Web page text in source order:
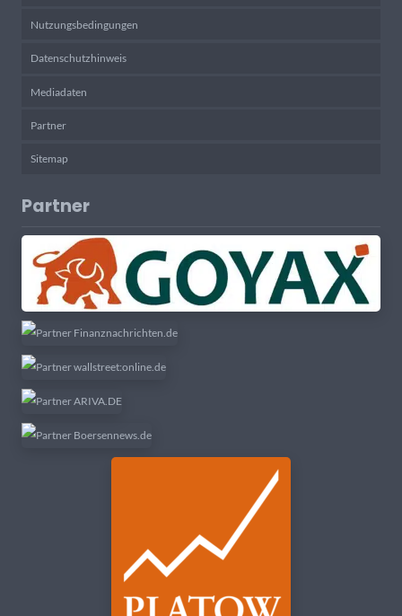
Nutzungsbedingungen
Datenschutzhinweis
Mediadaten
Partner
Sitemap
Partner